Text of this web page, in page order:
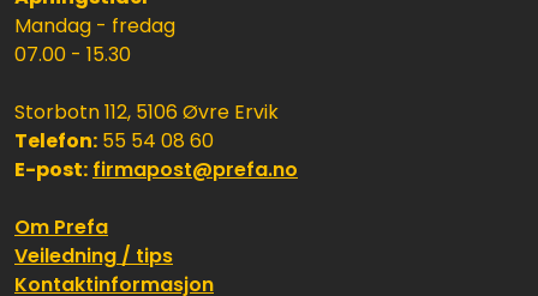
Mandag - fredag
07.00 - 15.30
Storbotn 112, 5106 Øvre Ervik
Telefon: 55 54 08 60
E-post: firmapost@prefa.no
Om Prefa
Veiledning / tips
Kontaktinformasjon